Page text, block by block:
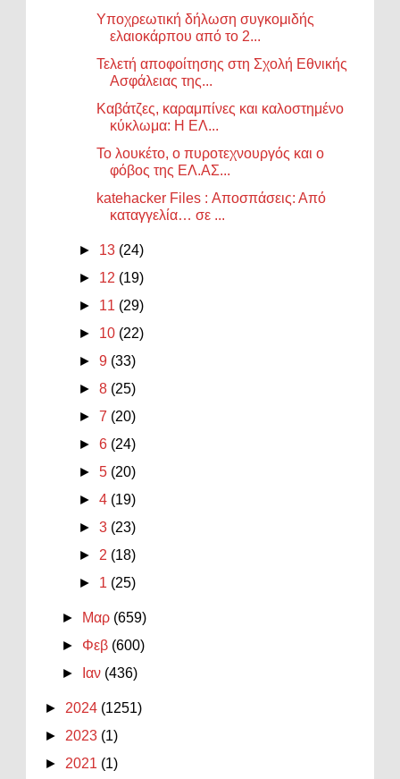
Υποχρεωτική δήλωση συγκομιδής
ελαιοκάρπου από το 2...
Τελετή αποφοίτησης στη Σχολή Εθνικής
Ασφάλειας της...
Καβάτζες, καραμπίνες και καλοστημένο
κύκλωμα: Η ΕΛ...
Το λουκέτο, ο πυροτεχνουργός και ο
φόβος της ΕΛ.ΑΣ...
katehacker Files : Αποσπάσεις: Από
καταγγελία… σε ...
► 13 (24)
► 12 (19)
► 11 (29)
► 10 (22)
►9 (33)
►8 (25)
►7 (20)
►6 (24)
►5 (20)
►4 (19)
►3 (23)
► 2 (18)
► 1 (25)
► Μαρ (659)
► Φεβ (600)
►
Ιαν (436)
► 2024 (1251)
► 2023 (1)
► 2021 (1)